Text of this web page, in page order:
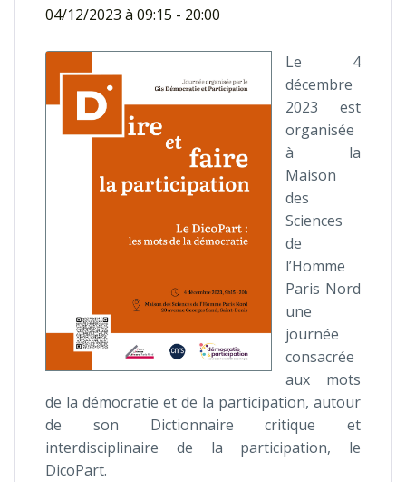
04/12/2023 à 09:15 - 20:00
Le 4
décembre
2023 est
organisée
à la
Maison
des
Sciences
de
l’Homme
Paris Nord
une
journée
consacrée
aux mots
de la démocratie et de la participation, autour
de son Dictionnaire critique et
interdisciplinaire de la participation, le
DicoPart.